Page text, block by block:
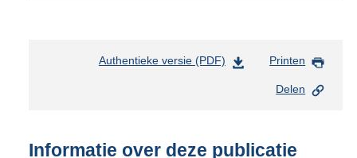
Authentieke versie (PDF)
n
Printen
Delen
Informatie over deze publicatie